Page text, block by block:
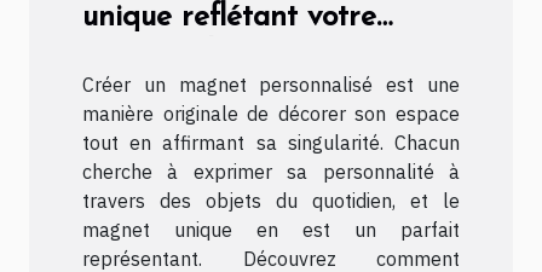
unique reflétant votre
Créer un magnet personnalisé est une
manière originale de décorer son espace
tout en affirmant sa singularité. Chacun
cherche à exprimer sa personnalité à
travers des objets du quotidien, et le
magnet unique en est un parfait
représentant. Découvrez comment